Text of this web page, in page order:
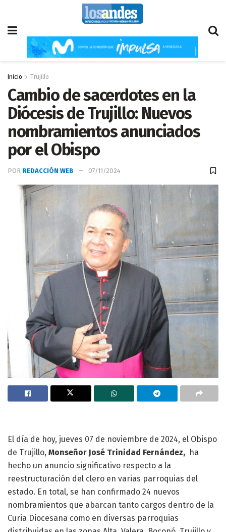
Inicio Trujillo
Cambio de sacerdotes en la
Diócesis de Trujillo: Nuevos
nombramientos anunciados
por el Obispo
POR REDACCIÓN WEB 07/11/2024
El día de hoy, jueves 07 de noviembre de 2024, el Obispo
de Trujillo, Monseñor José Trinidad Fernández, ha
hecho un anuncio significativo respecto a la
reestructuración del clero en varias parroquias del
estado. En total, se han confirmado 24 nuevos
nombramientos que abarcan tanto cargos dentro de la
Curia Diocesana como en diversas parroquias